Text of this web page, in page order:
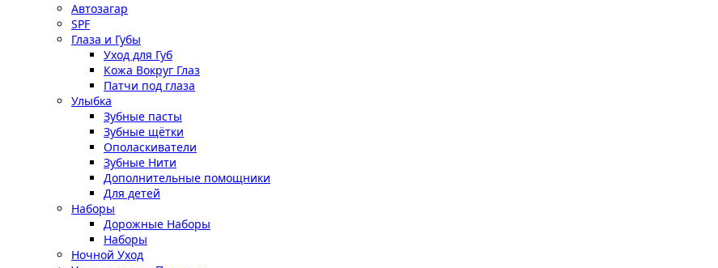
Автозагар
SPF
Глаза и Губы
Уход для Губ
Кожа Вокруг Глаз
Патчи под глаза
Улыбка
Зубные пасты
Зубные щётки
Ополаскиватели
Зубные Нити
Дополнительные помощники
Для детей
Наборы
Дорожные Наборы
Наборы
Ночной Уход